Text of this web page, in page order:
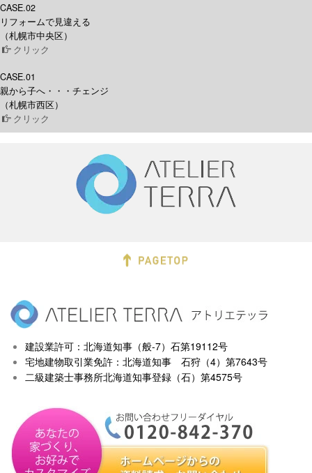
CASE.02
リフォームで見違える
（札幌市中央区）
クリック
CASE.01
親から子へ・・・チェンジ
（札幌市西区）
クリック
建設業許可：北海道知事（般-7）石第19112号
宅地建物取引業免許：北海道知事 石狩（4）第7643号
二級建築士事務所北海道知事登録（石）第4575号